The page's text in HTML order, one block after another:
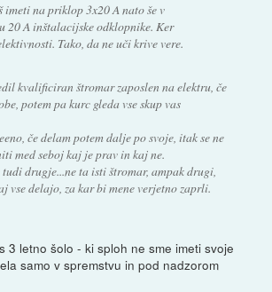
imeti na priklop 3x20 A nato še v
20 A inštalacijske odklopnike. Ker
Tako, da ne uči krive vere.
kvalificiran štromar zaposlen na elektru, če
potem pa kurc gleda vse skup vas
če delam potem dalje po svoje, itak se ne
med seboj kaj je prav in kaj ne.
tudi drugje...ne ta isti štromar, ampak drugi,
vse delajo, za kar bi mene verjetno zaprli.
3 letno šolo - ki sploh ne sme imeti svoje
samo v spremstvu in pod nadzorom